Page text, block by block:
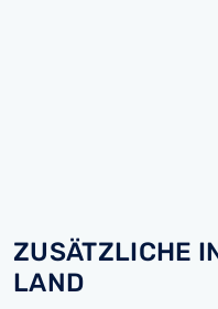
ZUSÄTZLICHE
LAND